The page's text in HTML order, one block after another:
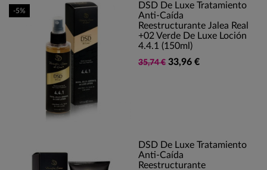
DSD De Luxe Tratamiento
Anti-Caída
Reestructurante Jalea Real
+02 Verde De Luxe Loción
4.4.1 (150ml)
35,74 € 33,96 €
-5%
DSD De Luxe Tratamiento
Anti-Caída
Reestructurante